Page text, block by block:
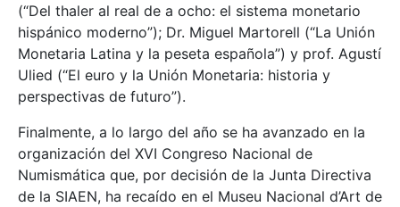
(“Del thaler al real de a ocho: el sistema monetario
hispánico moderno”); Dr. Miguel Martorell (“La Unión
Monetaria Latina y la peseta española”) y prof. Agustí
Ulied (“El euro y la Unión Monetaria: historia y
perspectivas de futuro”).
Finalmente, a lo largo del año se ha avanzado en la
organización del XVI Congreso Nacional de
Numismática que, por decisión de la Junta Directiva
de la SIAEN, ha recaído en el Museu Nacional d’Art de